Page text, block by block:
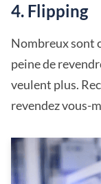
4. Flipping
Nombreux sont
peine de
veulent plus.
revendez vous-